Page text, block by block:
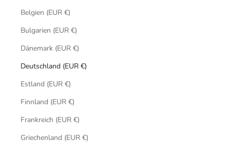
Belgien (EUR €)
Bulgarien (EUR €)
Dänemark (EUR €)
Deutschland (EUR €)
Estland (EUR €)
Finnland (EUR €)
Frankreich (EUR €)
Griechenland (EUR €)